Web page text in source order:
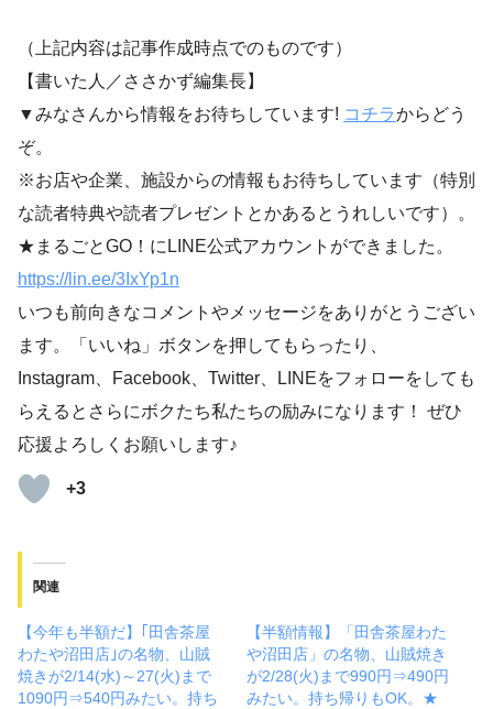
（上記内容は記事作成時点でのものです）
【書いた人／ささかず編集長】
▼みなさんから情報をお待ちしています! コチラからどう
ぞ。
※お店や企業、施設からの情報もお待ちしています（特別
な読者特典や読者プレゼントとかあるとうれしいです）。
★まるごとGO！にLINE公式アカウントができました。
https://lin.ee/3IxYp1n
いつも前向きなコメントやメッセージをありがとうござい
ます。「いいね」ボタンを押してもらったり、
Instagram、Facebook、Twitter、LINEをフォローをしても
らえるとさらにボクたち私たちの励みになります！ ぜひ
応援よろしくお願いします♪
+3
関連
【今年も半額だ】｢田舎茶屋
わたや沼田店｣の名物、山賊
焼きが2/14(水)～27(火)まで
1090円⇒540円みたい。持ち
【半額情報】「田舎茶屋わた
や沼田店」の名物、山賊焼き
が2/28(火)まで990円⇒490円
みたい。持ち帰りもOK。★